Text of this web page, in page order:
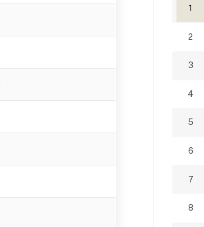
1
2
3
4
5
6
7
8